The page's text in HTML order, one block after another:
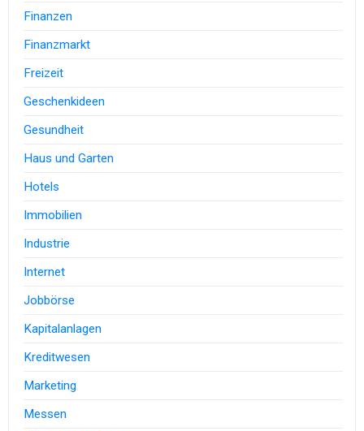
Finanzen
Finanzmarkt
Freizeit
Geschenkideen
Gesundheit
Haus und Garten
Hotels
Immobilien
Industrie
Internet
Jobbörse
Kapitalanlagen
Kreditwesen
Marketing
Messen